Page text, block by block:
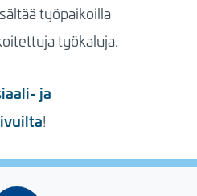
työpaikoilla
työkaluja.
ja
!